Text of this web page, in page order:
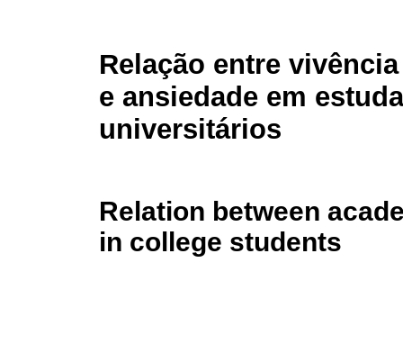
Relação entre
e ansiedade em
universitários
Relation between
in college students